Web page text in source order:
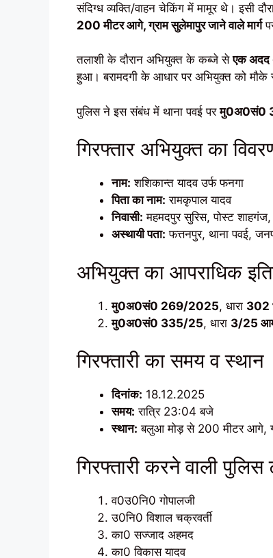
संदिग्ध व्यक्ति/वाहन चेकिंग में मामूर थे। इसी
200 मीटर आगे, ग्राम सुलेमापुर जाने वाले मार्ग
तलाशी के दौरान अभियुक्त के कब्जे सेएक अदद
हुआ। बरामदगी के आधार पर अभियुक्त को मौके
पुलिस ने इस संबंध में थाना पवई परमु0अ0सं0
गिरफ्तार अभियुक्त का
नाम: शशिकान्त यादव उर्फ फनगा
पिता का नाम: रामकृपाल यादव
निवासी: महमदपुर सुरिस, पोस्ट
अस्थायी पता: फत्तनपुर, थाना पवई,
अभियुक्त का आपराधिक
मु0अ0सं0 269/2025, धारा 302
मु0अ0सं0 335/25, धारा 3/25
गिरफ्तारी का समय व स्थान
दिनांक: 18.12.2025
समय: रात्रि 23:04 बजे
स्थान: बलुआ मोड़ से 200 मीटर आगे,
गिरफ्तारी करने वाली पुलिस
व0उ0नि0 गोपालजी
उ0नि0 विशाल चक्रवर्ती
का0 सज्जाद अहमद
का0 विकास यादव